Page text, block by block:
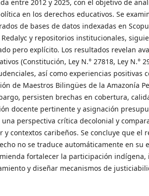
entre 2012 y 2025, con el objetivo de
en los derechos educativos. Se
de bases de datos indexadas en
Redalyc y repositorios institucionales,
pero explícito. Los resultados revelan
(Constitución, Ley N.° 27818, Ley N.°
así como experiencias positivas
de Maestros Bilingües de la Amazonía
persisten brechas en cobertura,
docente pertinente y asignación
perspectiva crítica decolonial y
y contextos caribeños. Se concluye que el
no se traduce automáticamente en su
fortalecer la participación indígena,
y diseñar mecanismos de